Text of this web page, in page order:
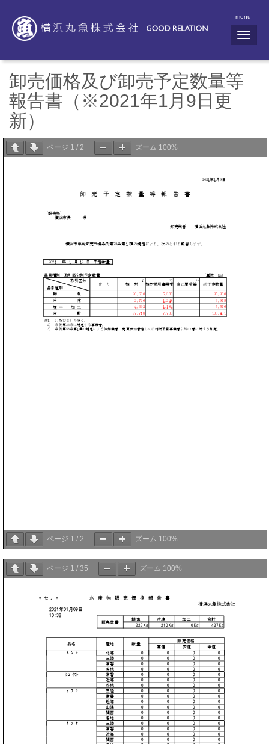
menu
N
a
i
卸売価格及び卸売予定数量等
報告書（※2021年1月9日更
新）
ページ 1 / 2 ズーム 100%
ページ 1 / 2 ズーム 100%
ページ 1 / 35 ズーム 100%